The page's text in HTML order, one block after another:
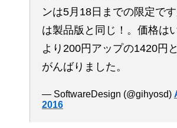
ンは5月18日までの限定で
は製品版と同じ！。価格は
より200円アップの1420円
がんばりました。
— SoftwareDesign (@gihyosd)
2016